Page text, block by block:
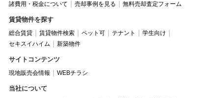
諸費用・税金について
売却事例を見る 無料売却査定フォーム
賃貸物件を探す
総合賃貸 賃貸物件検索 ペット可 テナント
学生向け
セキスイハイム
新築物件
サイトコンテンツ
現地販売会情報 WEBチラシ
当社について